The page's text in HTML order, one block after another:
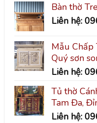
Bàn thờ
Liên hệ:
Mẫu Chấp
Quý sơn
Liên hệ:
Tủ thờ
Tam Đa,
Liên hệ: